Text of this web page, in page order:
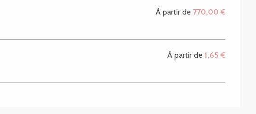
À partir de 770,00 €
À partir de1,65 €